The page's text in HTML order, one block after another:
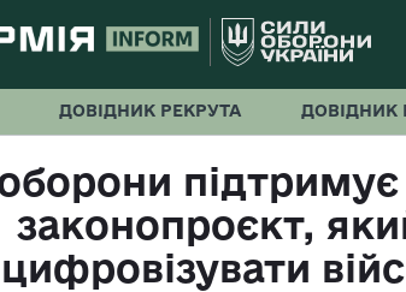
ДОВІДНИК РЕКРУТА ДОВІДНИК
законопроєкт,
цифровізувати